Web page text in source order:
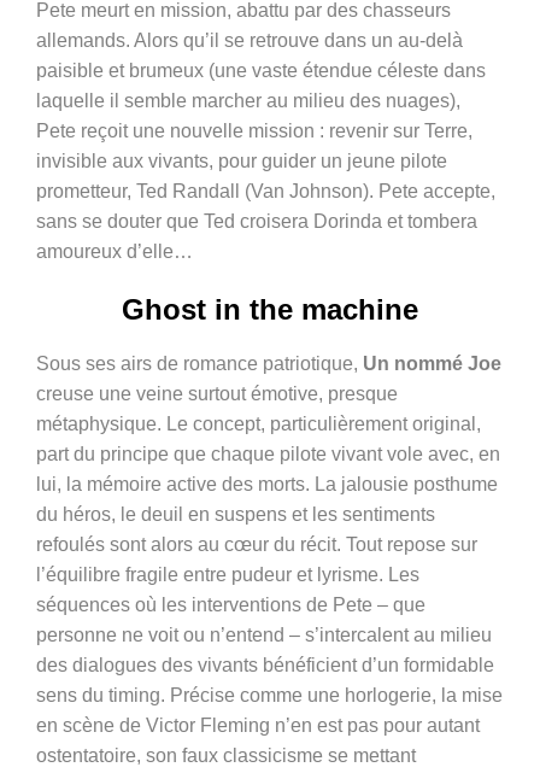
Pete meurt en mission, abattu par des chasseurs
allemands. Alors qu’il se retrouve dans un au-delà
paisible et brumeux (une vaste étendue céleste dans
laquelle il semble marcher au milieu des nuages),
Pete reçoit une nouvelle mission : revenir sur Terre,
invisible aux vivants, pour guider un jeune pilote
prometteur, Ted Randall (Van Johnson). Pete accepte,
sans se douter que Ted croisera Dorinda et tombera
amoureux d’elle…
Ghost in the machine
Sous ses airs de romance patriotique, Un nommé Joe
creuse une veine surtout émotive, presque
métaphysique. Le concept, particulièrement original,
part du principe que chaque pilote vivant vole avec, en
lui, la mémoire active des morts. La jalousie posthume
du héros, le deuil en suspens et les sentiments
refoulés sont alors au cœur du récit. Tout repose sur
l’équilibre fragile entre pudeur et lyrisme. Les
séquences où les interventions de Pete – que
personne ne voit ou n’entend – s’intercalent au milieu
des dialogues des vivants bénéficient d’un formidable
sens du timing. Précise comme une horlogerie, la mise
en scène de Victor Fleming n’en est pas pour autant
ostentatoire, son faux classicisme se mettant